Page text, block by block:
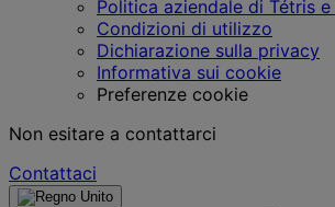
Politica aziendale di Tétris
Condizioni di utilizzo
Dichiarazione sulla privacy
Informativa sui cookie
Preferenze cookie
Non esitare a contattarci
Contattaci